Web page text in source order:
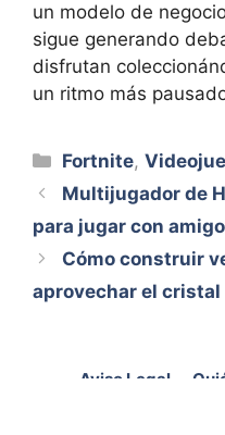
un modelo de
sigue generando
disfrutan
un ritmo más
Categorías
Fortnite,
Multijugador de
para jugar con
Cómo construir
aprovechar el cristal
Aviso Legal